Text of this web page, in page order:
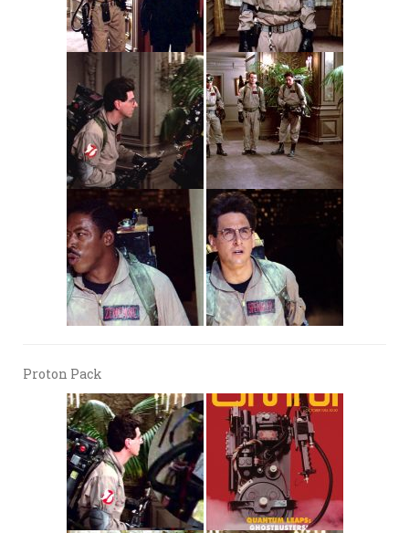
Proton Pack